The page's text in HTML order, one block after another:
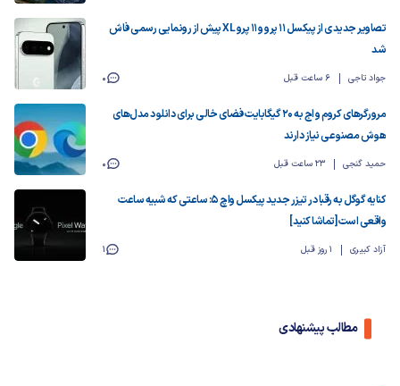
تصاویر جدیدی از پیکسل ۱۱ پرو و ۱۱ پرو XL پیش از رونمایی رسمی فاش
شد
جواد تاجی 6 ساعت قبل 0
مرورگرهای کروم و اج به ۲۰ گیگابایت فضای خالی برای دانلود مدل‌های
هوش مصنوعی نیاز دارند
حمید گنجی 23 ساعت قبل 0
کنایه گوگل به رقبا در تیزر جدید پیکسل واچ ۵: ساعتی که شبیه ساعت
واقعی است [تماشا کنید]
آزاد کبیری 1 روز قبل 1
مطالب پیشنهادی